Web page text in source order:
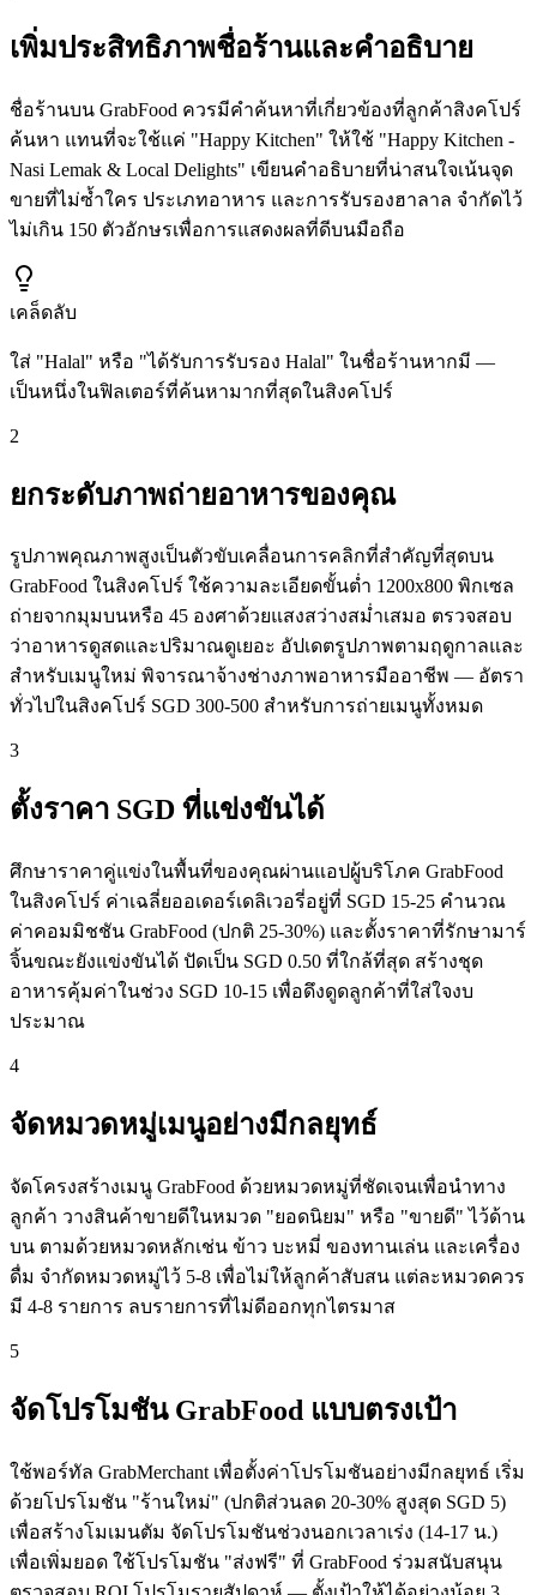
เพิ่มประสิทธิภาพชื่อร้านและคำอธิบาย
ชื่อร้านบน GrabFood ควรมีคำค้นหาที่เกี่ยวข้องที่ลูกค้าสิงคโปร์
ค้นหา แทนที่จะใช้แค่ "Happy Kitchen" ให้ใช้ "Happy Kitchen -
Nasi Lemak & Local Delights" เขียนคำอธิบายที่น่าสนใจเน้นจุด
ขายที่ไม่ซ้ำใคร ประเภทอาหาร และการรับรองฮาลาล จำกัดไว้
ไม่เกิน 150 ตัวอักษรเพื่อการแสดงผลที่ดีบนมือถือ
เคล็ดลับ
ใส่ "Halal" หรือ "ได้รับการรับรอง Halal" ในชื่อร้านหากมี —
เป็นหนึ่งในฟิลเตอร์ที่ค้นหามากที่สุดในสิงคโปร์
2
ยกระดับภาพถ่ายอาหารของคุณ
รูปภาพคุณภาพสูงเป็นตัวขับเคลื่อนการคลิกที่สำคัญที่สุดบน
GrabFood ในสิงคโปร์ ใช้ความละเอียดขั้นต่ำ 1200x800 พิกเซล
ถ่ายจากมุมบนหรือ 45 องศาด้วยแสงสว่างสม่ำเสมอ ตรวจสอบ
ว่าอาหารดูสดและปริมาณดูเยอะ อัปเดตรูปภาพตามฤดูกาลและ
สำหรับเมนูใหม่ พิจารณาจ้างช่างภาพอาหารมืออาชีพ — อัตรา
ทั่วไปในสิงคโปร์ SGD 300-500 สำหรับการถ่ายเมนูทั้งหมด
3
ตั้งราคา SGD ที่แข่งขันได้
ศึกษาราคาคู่แข่งในพื้นที่ของคุณผ่านแอปผู้บริโภค GrabFood
ในสิงคโปร์ ค่าเฉลี่ยออเดอร์เดลิเวอรี่อยู่ที่ SGD 15-25 คำนวณ
ค่าคอมมิชชัน GrabFood (ปกติ 25-30%) และตั้งราคาที่รักษามาร์
จิ้นขณะยังแข่งขันได้ ปัดเป็น SGD 0.50 ที่ใกล้ที่สุด สร้างชุด
อาหารคุ้มค่าในช่วง SGD 10-15 เพื่อดึงดูดลูกค้าที่ใส่ใจงบ
ประมาณ
4
จัดหมวดหมู่เมนูอย่างมีกลยุทธ์
จัดโครงสร้างเมนู GrabFood ด้วยหมวดหมู่ที่ชัดเจนเพื่อนำทาง
ลูกค้า วางสินค้าขายดีในหมวด "ยอดนิยม" หรือ "ขายดี" ไว้ด้าน
บน ตามด้วยหมวดหลักเช่น ข้าว บะหมี่ ของทานเล่น และเครื่อง
ดื่ม จำกัดหมวดหมู่ไว้ 5-8 เพื่อไม่ให้ลูกค้าสับสน แต่ละหมวดควร
มี 4-8 รายการ ลบรายการที่ไม่ดีออกทุกไตรมาส
5
จัดโปรโมชัน GrabFood แบบตรงเป้า
ใช้พอร์ทัล GrabMerchant เพื่อตั้งค่าโปรโมชันอย่างมีกลยุทธ์ เริ่ม
ด้วยโปรโมชัน "ร้านใหม่" (ปกติส่วนลด 20-30% สูงสุด SGD 5)
เพื่อสร้างโมเมนตัม จัดโปรโมชันช่วงนอกเวลาเร่ง (14-17 น.)
เพื่อเพิ่มยอด ใช้โปรโมชัน "ส่งฟรี" ที่ GrabFood ร่วมสนับสนุน